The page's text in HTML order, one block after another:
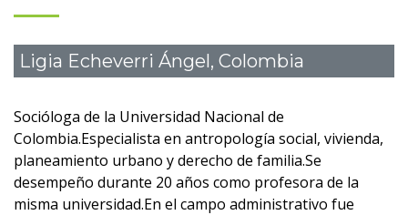
Ligia Echeverri Ángel, Colombia
Socióloga de la Universidad Nacional de
Colombia.Especialista en antropología social, vivienda,
planeamiento urbano y derecho de familia.Se
desempeño durante 20 años como profesora de la
misma universidad.En el campo administrativo fue